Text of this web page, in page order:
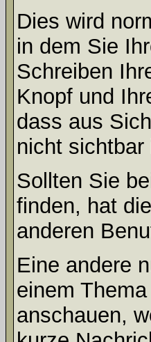
Dies wird
in dem Sie
Schreiben
Knopf und
dass aus
nicht sichtbar
Sollten Sie
finden, hat
anderen
Eine andere
einem
anschauen,